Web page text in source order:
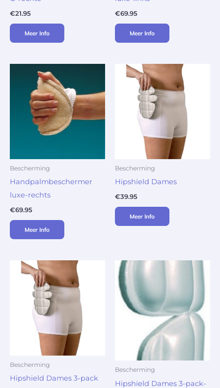
€21.95
Meer Info
€69.95
Meer Info
Bescherming
Handpalmbeschermer
luxe-rechts
€69.95
Meer Info
Bescherming
Hipshield Dames
€39.95
Meer Info
Bescherming
Hipshield Dames 3-pack
Bescherming
Hipshield Dames 3-pack-